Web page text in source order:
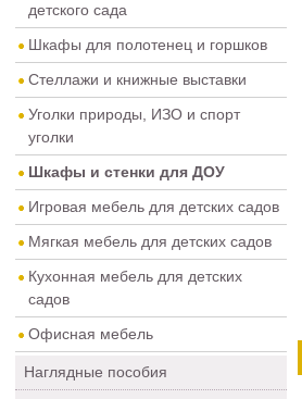
детского сада
Шкафы для полотенец и горшков
Стеллажи и книжные выставки
Уголки природы, ИЗО и спорт
уголки
Шкафы и стенки для ДОУ
Игровая мебель для детских садов
Мягкая мебель для детских садов
Кухонная мебель для детских
садов
Офисная мебель
Наглядные пособия